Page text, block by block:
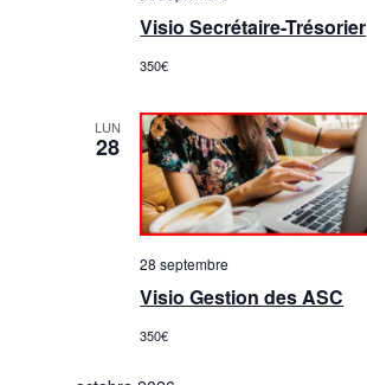
Visio Secrétaire-Trésorier
350€
LUN
28
28 septembre
Visio Gestion des ASC
350€